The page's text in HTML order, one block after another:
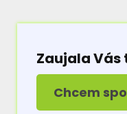
Zaujala
Chcem